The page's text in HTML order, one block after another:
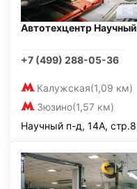
Автотехцентр Научный
+7 (499) 288-05-36
Калужская(1,09 км)
Зюзино(1,57 км)
Научный п-д, 14А, стр.8